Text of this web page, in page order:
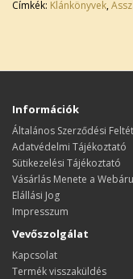
Címkék: Klánkönyvek,
Információk
Általános Szerződési
Adatvédelmi Tájékoztató
Sütikezelési Tájékoztató
Vásárlás Menete a
Elállási Jog
Impresszum
Vevőszolgálat
Kapcsolat
Termék visszaküldés